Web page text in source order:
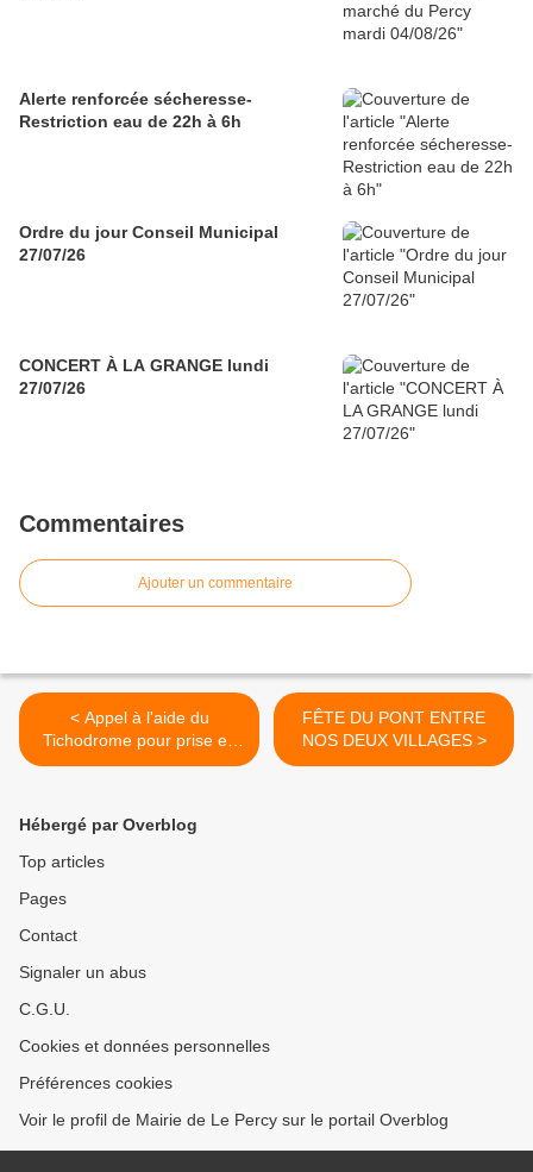
Alerte renforcée sécheresse-
Restriction eau de 22h à 6h
Ordre du jour Conseil Municipal
27/07/26
CONCERT À LA GRANGE lundi
27/07/26
Commentaires
Ajouter un commentaire
< Appel à l'aide du
Tichodrome pour prise en
charge des animaux
FÊTE DU PONT ENTRE
NOS DEUX VILLAGES >
Hébergé par Overblog
Top articles
Pages
Contact
Signaler un abus
C.G.U.
Cookies et données personnelles
Préférences cookies
Voir le profil de Mairie de Le Percy sur le portail Overblog